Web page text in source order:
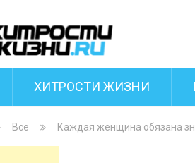
ХИТРОСТИ ЖИЗНИ
Все Каждая женщина обязана